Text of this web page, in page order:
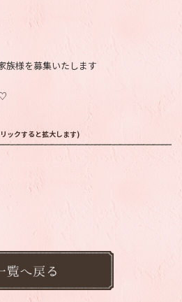
族様を募集いたします
ックすると拡大します)